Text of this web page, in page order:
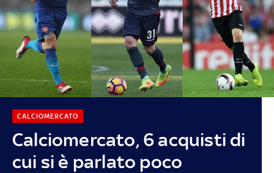
Calciomercato, 6 acquisti di
cui si è parlato poco
CALCIOMERCATO